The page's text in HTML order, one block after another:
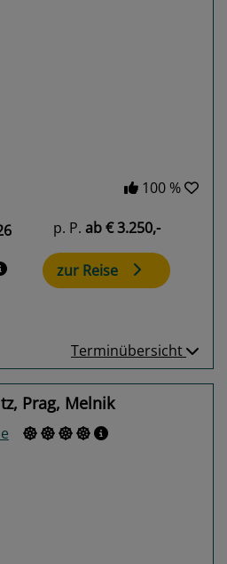
100 %
p. P. ab€ 3.250,-
zur Reise
Terminübersicht
Prag, Melnik